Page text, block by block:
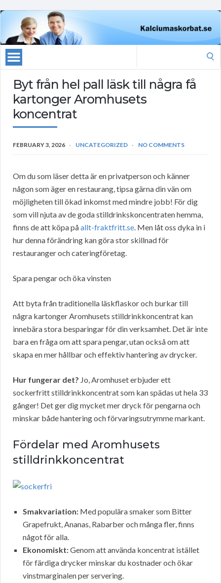
Byt från hel pall läsk till några få
kartonger Aromhusets
koncentrat
FEBRUARY 3, 2026 UNCATEGORIZED NO COMMENTS
Om du som läser detta är en privatperson och känner
någon som äger en restaurang, tipsa gärna din vän om
möjligheten till ökad inkomst med mindre jobb! För dig
som vill njuta av de goda stilldrinkskoncentraten hemma,
finns de att köpa påallt-fraktfritt.se. Men låt oss dyka in i
hur denna förändring kan göra stor skillnad för
restauranger och cateringföretag.
Spara pengar och öka vinsten
Att byta från traditionella läskflaskor och burkar till
några kartonger Aromhusets stilldrinkkoncentrat kan
innebära stora besparingar för din verksamhet. Det är inte
bara en fråga om att spara pengar, utan också om att
skapa en mer hållbar och effektiv hantering av drycker.
Hur fungerar det? Jo, Aromhuset erbjuder ett
sockerfritt stilldrinkkoncentrat som kan spädas ut hela 33
gånger! Det ger dig mycket mer dryck för pengarna och
minskar både hantering och förvaringsutrymme markant.
Fördelar med Aromhusets
stilldrinkkoncentrat
Smakvariation: Med populära smaker som Bitter
Grapefrukt, Ananas, Rabarber och många fler, finns
något för alla.
Ekonomiskt:Genom att använda koncentrat istället
för färdiga drycker minskar du kostnader och ökar
vinstmarginalen per servering.